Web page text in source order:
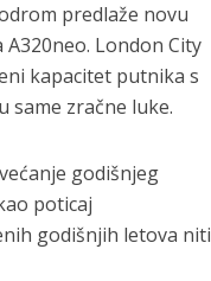
predlaže novu
London City
kapacitet putnika s
same zračne luke.
godišnjeg
poticaj
godišnjih letova niti